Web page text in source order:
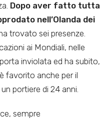
Dopo aver fatto tutta
nell’Olanda dei
trovato sei presenze.
ai Mondiali, nelle
inviolata ed ha subito,
favorito anche per il
portiere di 24 anni.
sempre